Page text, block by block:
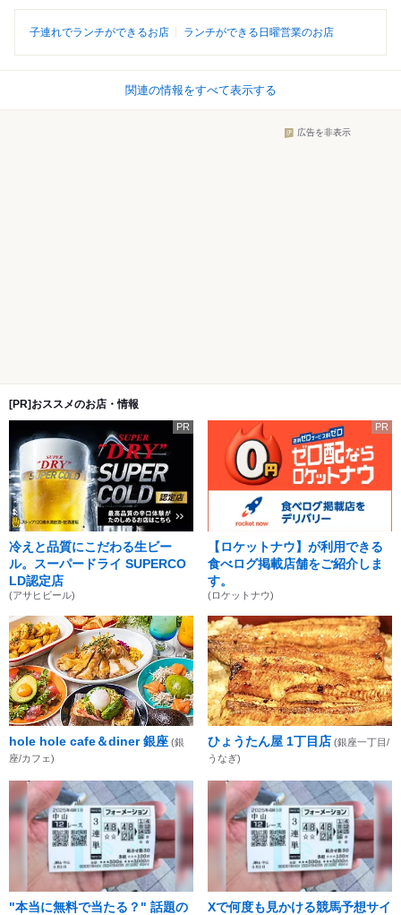
子連れでランチができるお店 ランチができる日曜営業のお店
関連の情報をすべて表示する
広告を非表示
[PR]おススメのお店・情報
PR
冷えと品質にこだわる生ビー
ル。スーパードライ SUPERCO
LD認定店
(アサヒビール)
PR
【ロケットナウ】が利用できる
食べログ掲載店舗をご紹介しま
す。
(ロケットナウ)
hole hole cafe＆diner 銀座 (銀
座/カフェ)
ひょうたん屋 1丁目店 (銀座一丁目/
うなぎ)
"本当に無料で当たる？" 話題の
Xで何度も見かける競馬予想サイ